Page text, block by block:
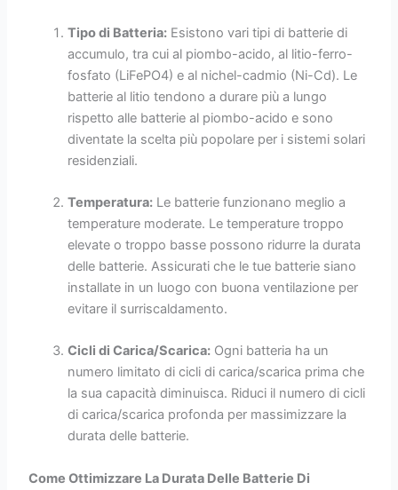
Tipo di Batteria: Esistono vari tipi di batterie di
accumulo, tra cui al piombo-acido, al litio-ferro-
fosfato (LiFePO4) e al nichel-cadmio (Ni-Cd). Le
batterie al litio tendono a durare più a lungo
rispetto alle batterie al piombo-acido e sono
diventate la scelta più popolare per i sistemi solari
residenziali.
Temperatura: Le batterie funzionano meglio a
temperature moderate. Le temperature troppo
elevate o troppo basse possono ridurre la durata
delle batterie. Assicurati che le tue batterie siano
installate in un luogo con buona ventilazione per
evitare il surriscaldamento.
Cicli di Carica/Scarica: Ogni batteria ha un
numero limitato di cicli di carica/scarica prima che
la sua capacità diminuisca. Riduci il numero di cicli
di carica/scarica profonda per massimizzare la
durata delle batterie.
Come Ottimizzare La Durata Delle Batterie Di